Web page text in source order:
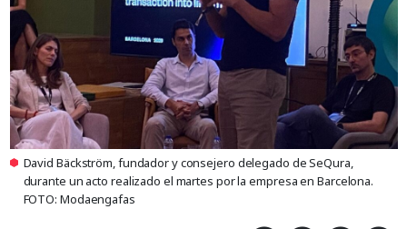
David Bäckström, fundador y consejero delegado de SeQura,
durante un acto realizado el martes por la empresa en Barcelona.
FOTO: Modaengafas